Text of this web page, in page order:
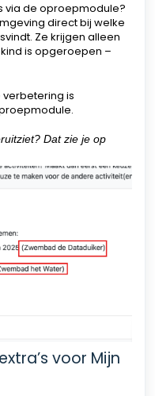
via de oproepmodule?
direct bij welke
Ze krijgen alleen
is opgeroepen –
verbetering is
Dat zie je op
voor Mijn